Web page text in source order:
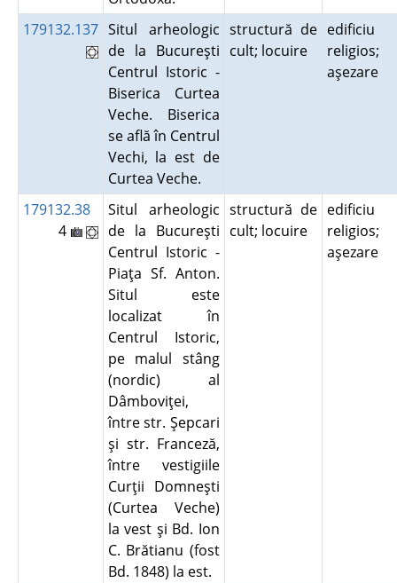
179132.137 Situl arheologic
de la Bucureşti
Centrul Istoric -
Biserica Curtea
Veche. Biserica
se află în Centrul
Vechi, la est de
Curtea Veche.
structură de
cult; locuire
edificiu
religios;
aşezare
179132.38
4
Situl arheologic
de la Bucureşti
Centrul Istoric -
Piaţa Sf. Anton.
Situl este
localizat în
Centrul Istoric,
pe malul stâng
(nordic) al
Dâmboviţei,
între str. Şepcari
şi str. Franceză,
între vestigiile
Curţii Domneşti
(Curtea Veche)
la vest şi Bd. Ion
C. Brătianu (fost
Bd. 1848) la est.
structură de
cult; locuire
edificiu
religios;
aşezare